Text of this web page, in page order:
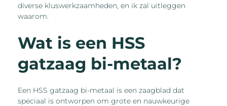
diverse kluswerkzaamheden, en ik zal uitleggen
waarom.
Wat is een HSS
gatzaag bi-metaal?
Een HSS gatzaag bi-metaal is een zaagblad dat
speciaal is ontworpen om grote en nauwkeurige